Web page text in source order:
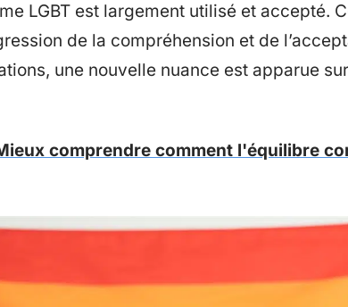
LGBT est largement utilisé et accepté.
de la compréhension et de
une nouvelle nuance est apparue
comprendre comment l'équilibre